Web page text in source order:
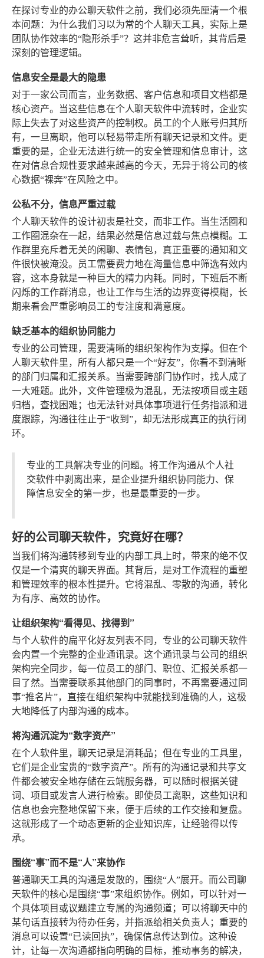
在探讨专业的办公聊天软件之前，我们必须先厘清一个根
本问题：为什么我们习以为常的个人聊天工具，实际上是
团队协作效率的“隐形杀手”？这并非危言耸听，其背后是
深刻的管理逻辑。
信息安全是最大的隐患
对于一家公司而言，业务数据、客户信息和项目文档都是
核心资产。当这些信息在个人聊天软件中流转时，企业实
际上失去了对这些资产的控制权。员工的个人账号归其所
有，一旦离职，他可以轻易带走所有聊天记录和文件。更
重要的是，企业无法进行统一的安全管理和信息审计，这
在对信息合规性要求越来越高的今天，无异于将公司的核
心数据“裸奔”在风险之中。
公私不分，信息严重过载
个人聊天软件的设计初衷是社交，而非工作。当生活圈和
工作圈混杂在一起，结果必然是信息过载与焦点模糊。工
作群里充斥着无关的闲聊、表情包，真正重要的通知和文
件很快被淹没。员工需要费力地在海量信息中筛选有效内
容，这本身就是一种巨大的精力内耗。同时，下班后不断
闪烁的工作群消息，也让工作与生活的边界变得模糊，长
期来看会严重影响员工的专注度和满意度。
缺乏基本的组织协同能力
专业的公司管理，需要清晰的组织架构作为支撑。但在个
人聊天软件里，所有人都只是一个“好友”，你看不到清晰
的部门归属和汇报关系。当需要跨部门协作时，找人成了
一大难题。此外，文件管理极为混乱，无法按项目或主题
归档，查找困难；也无法针对具体事项进行任务指派和进
度跟踪，沟通往往止于“收到”，却无法形成真正的执行闭
环。
专业的工具解决专业的问题。将工作沟通从个人社
交软件中剥离出来，是企业提升组织协同能力、保
障信息安全的第一步，也是最重要的一步。
好的公司聊天软件，究竟好在哪？
当我们将沟通转移到专业的内部工具上时，带来的绝不仅
仅是一个清爽的聊天界面。其背后，是对工作流程的重塑
和管理效率的根本性提升。它将混乱、零散的沟通，转化
为有序、高效的协作。
让组织架构“看得见、找得到”
与个人软件的扁平化好友列表不同，专业的公司聊天软件
会内置一个完整的企业通讯录。这个通讯录与公司的组织
架构完全同步，每一位员工的部门、职位、汇报关系都一
目了然。当需要联系其他部门的同事时，不再需要通过同
事“推名片”，直接在组织架构中就能找到准确的人，这极
大地降低了内部沟通的成本。
将沟通沉淀为“数字资产”
在个人软件里，聊天记录是消耗品；但在专业的工具里，
它们是企业宝贵的“数字资产”。所有的沟通记录和共享文
件都会被安全地存储在云端服务器，可以随时根据关键
词、项目或发言人进行检索。即使员工离职，这些知识和
信息也会完整地保留下来，便于后续的工作交接和复盘。
这就形成了一个动态更新的企业知识库，让经验得以传
承。
围绕“事”而不是“人”来协作
普通聊天工具的沟通是发散的，围绕“人”展开。而公司聊
天软件的核心是围绕“事”来组织协作。例如，可以针对一
个具体项目或议题建立专属的沟通频道；可以将聊天中的
某句话直接转为待办任务，并指派给相关负责人；重要的
消息可以设置“已读回执”，确保信息传达到位。这种设
计，让每一次沟通都指向明确的目标，推动事务的解决，